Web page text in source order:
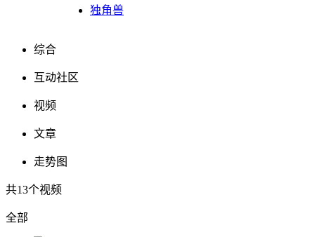
独角兽
综合
互动社区
视频
文章
走势图
共13个视频
全部